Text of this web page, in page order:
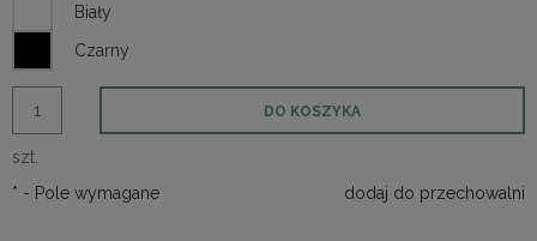
szt.
DO KOSZYKA
dodaj do przechowalni
* - Pole wymagane